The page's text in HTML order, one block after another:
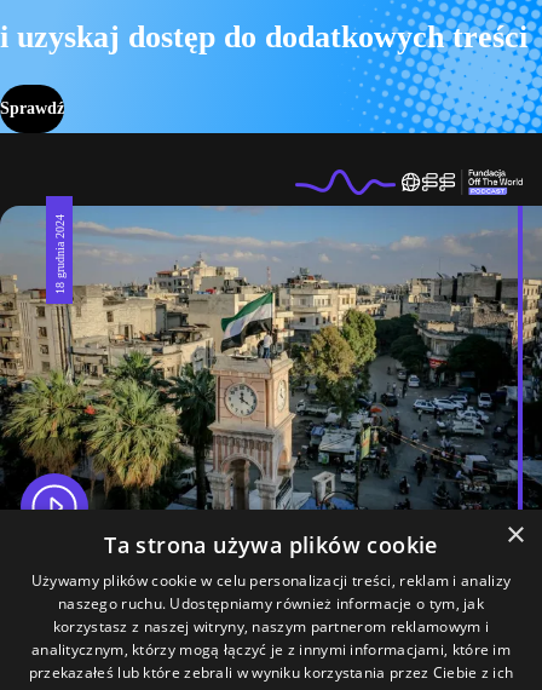
i uzyskaj dostęp do dodatkowych treści
Sprawdź
18 grudnia 2024
#136
Dokąd zmierza Syria?
×
Ta strona używa plików cookie
Używamy plików cookie w celu personalizacji treści, reklam i analizy
naszego ruchu. Udostępniamy również informacje o tym, jak
korzystasz z naszej witryny, naszym partnerom reklamowym i
analitycznym, którzy mogą łączyć je z innymi informacjami, które im
przekazałeś lub które zebrali w wyniku korzystania przez Ciebie z ich